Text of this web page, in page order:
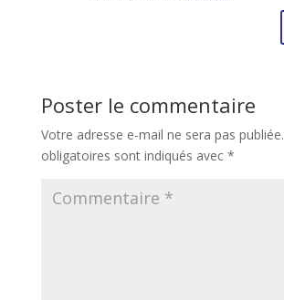
Poster le commentaire
Votre adresse e-mail ne sera pas publiée.
obligatoires sont indiqués avec *